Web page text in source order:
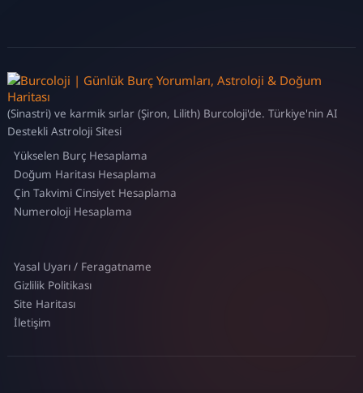
(Sinastri) ve karmik sırlar (Şiron, Lilith) Burcoloji'de. Türkiye'nin AI
Destekli Astroloji Sitesi
Yükselen Burç Hesaplama
Doğum Haritası Hesaplama
Çin Takvimi Cinsiyet Hesaplama
Numeroloji Hesaplama
Yasal Uyarı / Feragatname
Gizlilik Politikası
Site Haritası
İletişim